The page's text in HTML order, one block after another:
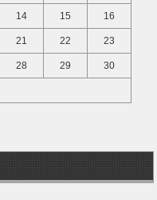
14 15 16
21 22 23
28 29 30